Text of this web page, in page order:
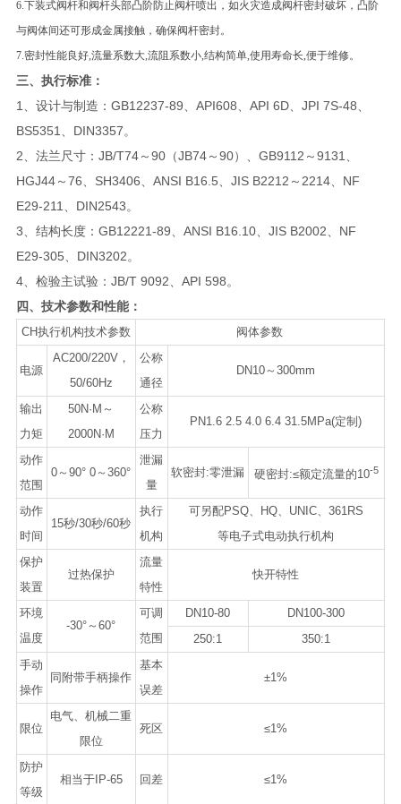
6.下装式阀杆和阀杆头部凸阶防止阀杆喷出，如火灾造成阀杆密封破坏，凸阶
与阀体间还可形成金属接触，确保阀杆密封。
7. 密封性能良好,流量系数大,流阻系数小,结构简单,使用寿命长,便于维修。
三、 执行标准：
1、设计与制造：GB12237-89、API608、API 6D、JPI 7S-48、
BS5351、DIN3357。
2、法兰尺寸：JB/T74～90（JB74～90）、GB9112～9131、
HGJ44～76、SH3406、ANSI B16.5、JIS B2212～2214、NF
E29-211、DIN2543。
3、结构长度：GB12221-89、ANSI B16.10、JIS B2002、NF
E29-305、DIN3202。
4、检验主试验：JB/T 9092、API 598。
四、技术参数和性能：
CH执行机构技术参数 阀体参数
电源
AC200/220V，
50/60Hz
公称
通径
DN10～300mm
输出
力矩
50N·M～
2000N·M
公称
压力
PN1.6 2.5 4.0 6.4 31.5MPa(定制)
动作
范围
0～90° 0～360°
泄漏
量
软密封:零泄漏 硬密封:≤额定流量的10-5
动作
时间
15秒/30秒/60秒
执行
机构
可另配PSQ、HQ、UNIC、361RS
等电子式电动执行机构
保护
装置
过热保护
流量
特性
快开特性
环境
温度
-30°～60°
可调
范围
DN10-80
DN100-300
250:1
350:1
手动
操作
同附带手柄操作
基本
误差
±1%
限位
电气、机械二重
限位
死区 ≤1%
防护
等级
相当于IP-65 回差 ≤1%